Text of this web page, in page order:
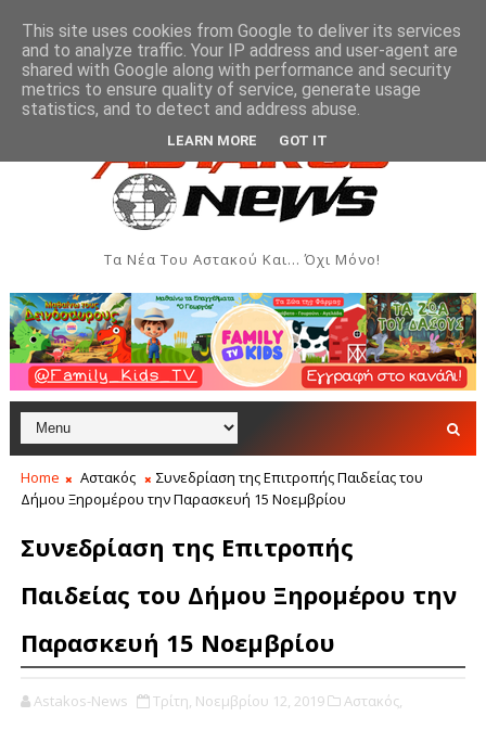
Δημιουργιών του Συλλόγου Γυναικών Αστακού ΠΟΛΙΤΙΣΜΌΣ
Τα Νέα Του Αστακού Και... Όχι Μόνο!
Home Αστακός
Συνεδρίαση της Επιτροπής Παιδείας του
Δήμου Ξηρομέρου την Παρασκευή 15 Νοεμβρίου
Συνεδρίαση της Επιτροπής
Παιδείας του Δήμου Ξηρομέρου την
Παρασκευή 15 Νοεμβρίου
Astakos-News Τρίτη, Νοεμβρίου 12, 2019 Αστακός,
This site uses cookies from Google to deliver its services
and to analyze traffic. Your IP address and user-agent are
shared with Google along with performance and security
metrics to ensure quality of service, generate usage
statistics, and to detect and address abuse.
LEARN MORE GOT IT